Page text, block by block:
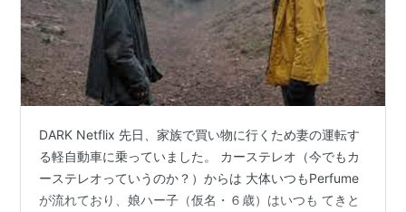
DARK Netflix 先日、家族で買い物に行くため妻の運転す
る軽自動車に乗っていました。 カーステレオ（今でもカ
ーステレオっていうのか？）からは 大体いつもPerfume
が流れており、娘ハー子（仮名・６歳）はいつも てきと